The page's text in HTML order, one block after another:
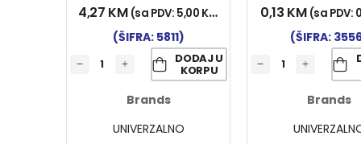
4,27 KM (sa PDV: 5,00 KM
(ŠIFRA: 5811)
DODAJ U
KORPU
Brands
UNIVERZALNO
0,13 KM (sa PDV:
(ŠIFRA:
Brands